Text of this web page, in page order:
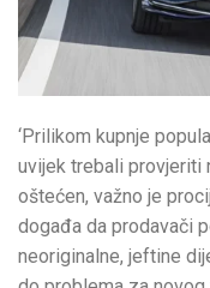
‘Prilikom kupnje
uvijek trebali provjeriti
oštećen, važno je
događa da prodavači
neoriginalne, jeftine